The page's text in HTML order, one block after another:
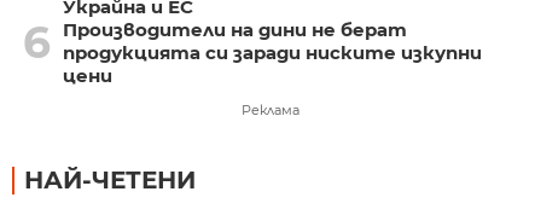
Украйна и ЕС
6
Производители на дини не берат
продукцията си заради ниските изкупни
цени
Реклама
НАЙ-ЧЕТЕНИ